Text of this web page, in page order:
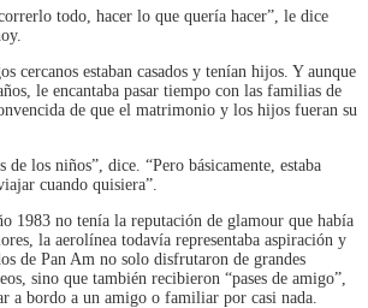
todo, hacer lo que quería hacer”, le dice
cercanos estaban casados ​​y tenían hijos. Y aunque
le encantaba pasar tiempo con las familias de
de que el matrimonio y los hijos fueran su
de los niños”, dice. “Pero básicamente, estaba
cuando quisiera”.
1983 no tenía la reputación de glamour que había
la aerolínea todavía representaba aspiración y
de Pan Am no solo disfrutaron de grandes
sino que también recibieron “pases de amigo”,
a bordo a un amigo o familiar por casi nada.